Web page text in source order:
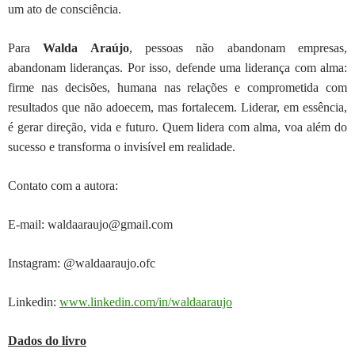
um ato de consciência.
ParaWalda Araújo, pessoas não abandonam empresas,
abandonam lideranças. Por isso, defende uma liderança com alma:
firme nas decisões, humana nas relações ecomprometida com
resultados que não adoecem, mas fortalecem. Liderar, em essência,
é gerar direção, vida e futuro. Quem lidera com alma, voa além do
sucesso e transforma o invisível em realidade.
Contato com a autora:
E-mail: waldaaraujo@gmail.com
Instagram: @waldaaraujo.ofc
Linkedin: www.linkedin.com/in/waldaaraujo
Dados do livro